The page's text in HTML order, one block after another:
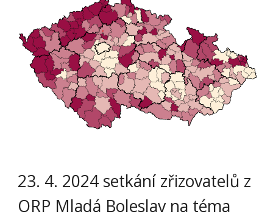
23. 4. 2024 setkání zřizovatelů z
ORP Mladá Boleslav na téma